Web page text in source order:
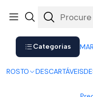
Categorias
ROSTO DESCARTÁVEIS
Shop now.